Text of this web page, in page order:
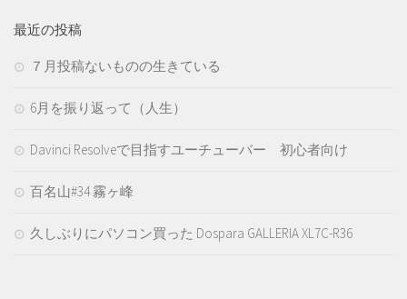
最近の投稿
７月投稿ないものの生きている
6月を振り返って（人生）
Davinci Resolveで目指すユーチューバー 初心者向け
百名山#34 霧ヶ峰
久しぶりにパソコン買った Dospara GALLERIA XL7C-R36